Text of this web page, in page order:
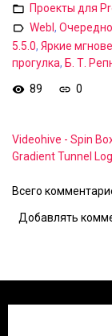
Проекты для
WebI ,
5.5.0, Яркие
прогулка, Б. Т.
89
0
Videohive - Spin
Gradient Tunnel
Всего
Добавлять